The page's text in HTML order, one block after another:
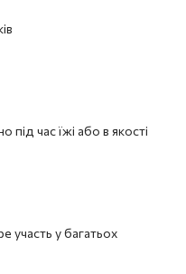
час їжі або в якості
участь у багатьох